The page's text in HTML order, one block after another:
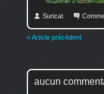
Suricat
« Article précédent
aucun